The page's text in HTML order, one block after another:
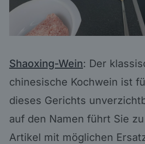
Shaoxing-Wein: Der
chinesische Kochwein ist
dieses Gerichts
auf den Namen führt Sie
Artikel mit möglichen